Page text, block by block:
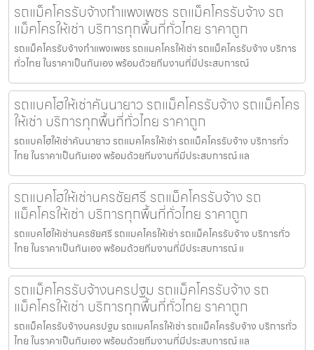
รถแม็คโครรับจ้างกำแพงเพชร รถแม็คโครรับจ้าง รถ
แม็คโครให้เช่า บริการทุกพื้นที่ทั่วไทย ราคาถูก
รถแม็คโครรับจ้างกำแพงเพชร รถแมคโครให้เช่า รถแม็คโครรับจ้าง บริการ
ทั่วไทย ในราคาเป็นกันเอง พร้อมด้วยทีมงานที่มีประสบการณ์
รถแบคโฮให้เช่าคันนายาว รถแม็คโครรับจ้าง รถแม็คโคร
ให้เช่า บริการทุกพื้นที่ทั่วไทย ราคาถูก
รถแบคโฮให้เช่าคันนายาว รถแมคโครให้เช่า รถแม็คโครรับจ้าง บริการทั่ว
ไทย ในราคาเป็นกันเอง พร้อมด้วยทีมงานที่มีประสบการณ์ แล
รถแบคโฮให้เช่านครชัยศรี รถแม็คโครรับจ้าง รถ
แม็คโครให้เช่า บริการทุกพื้นที่ทั่วไทย ราคาถูก
รถแบคโฮให้เช่านครชัยศรี รถแมคโครให้เช่า รถแม็คโครรับจ้าง บริการทั่ว
ไทย ในราคาเป็นกันเอง พร้อมด้วยทีมงานที่มีประสบการณ์ แ
รถแม็คโครรับจ้างนครปฐม รถแม็คโครรับจ้าง รถ
แม็คโครให้เช่า บริการทุกพื้นที่ทั่วไทย ราคาถูก
รถแม็คโครรับจ้างนครปฐม รถแมคโครให้เช่า รถแม็คโครรับจ้าง บริการทั่ว
ไทย ในราคาเป็นกันเอง พร้อมด้วยทีมงานที่มีประสบการณ์ แล